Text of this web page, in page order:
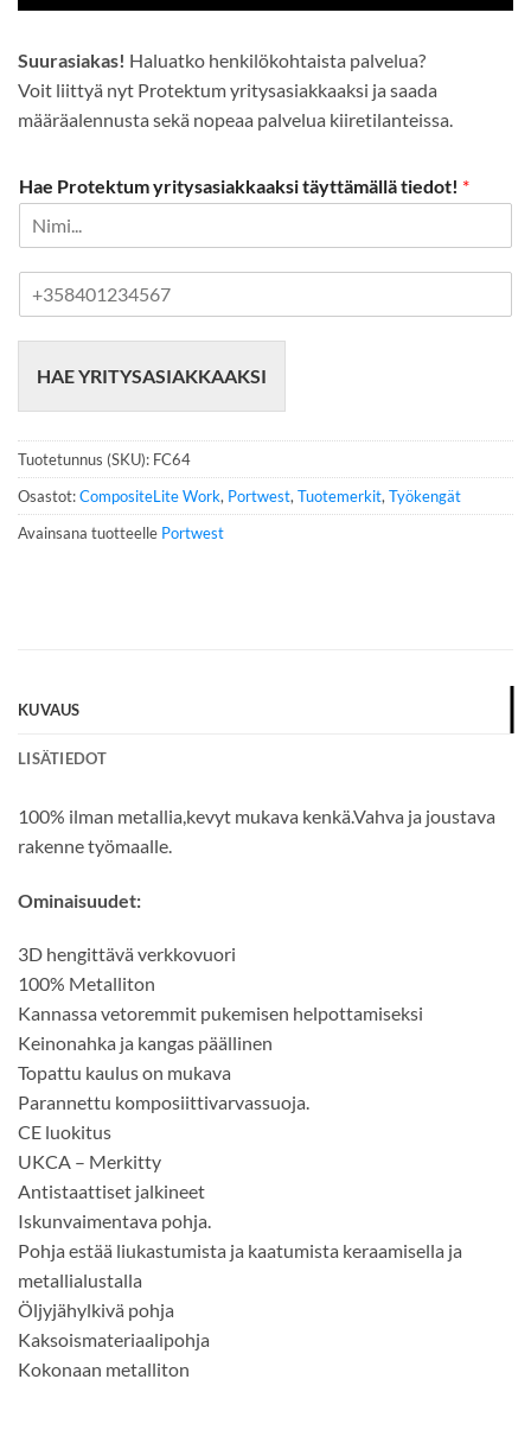
Suurasiakas! Haluatko henkilökohtaista palvelua?
Voit liittyä nyt Protektum yritysasiakkaaksi ja saada
määräalennusta sekä nopeaa palvelua kiiretilanteissa.
Hae Protektum yritysasiakkaaksi täyttämällä tiedot! *
n
u
m
e
r
HAE YRITYSASIAKKAAKSI
Tuotetunnus (SKU): FC64
Osastot:CompositeLite Work, Portwest, Tuotemerkit, Työkengät
Avainsana tuotteelle Portwest
KUVAUS
LISÄTIEDOT
100% ilman metallia,kevyt mukava kenkä.Vahva ja joustava
rakenne työmaalle.
Ominaisuudet:
3D hengittävä verkkovuori
100% Metalliton
Kannassa vetoremmit pukemisen helpottamiseksi
Keinonahka ja kangas päällinen
Topattu kaulus on mukava
Parannettu komposiittivarvassuoja.
CE luokitus
UKCA – Merkitty
Antistaattiset jalkineet
Iskunvaimentava pohja.
Pohja estää liukastumista ja kaatumista keraamisella ja
metallialustalla
Öljyjähylkivä pohja
Kaksoismateriaalipohja
Kokonaan metalliton